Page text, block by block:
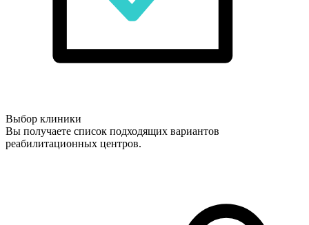
Выбор клиники
Вы получаете список подходящих вариантов
реабилитационных центров.